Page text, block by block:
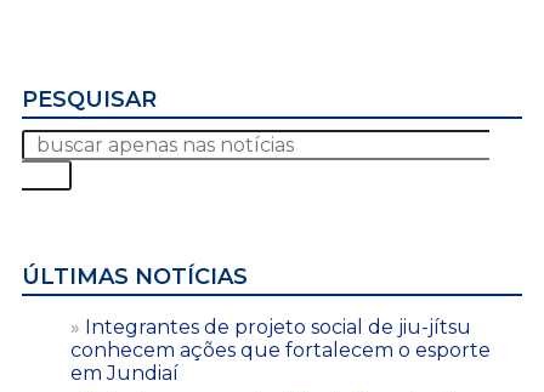
PESQUISAR
ÚLTIMAS NOTÍCIAS
Integrantes de projeto social de jiu-jítsu
conhecem ações que fortalecem o esporte
em Jundiaí